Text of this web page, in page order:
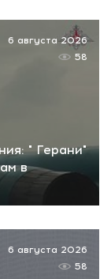
" Герани"
в
6 августа 2026
58
6 августа 2026
58